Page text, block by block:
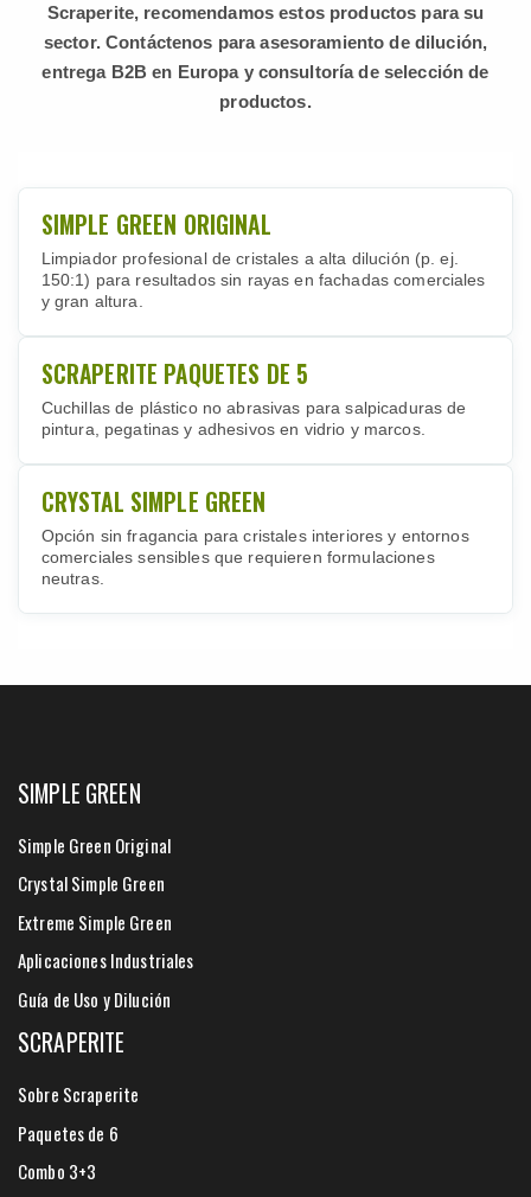
Scraperite, recomendamos estos productos para su
sector. Contáctenos para asesoramiento de dilución,
entrega B2B en Europa y consultoría de selección de
productos.
SIMPLE GREEN ORIGINAL
Limpiador profesional de cristales a alta dilución (p. ej.
150:1) para resultados sin rayas en fachadas comerciales
y gran altura.
SCRAPERITE PAQUETES DE 5
Cuchillas de plástico no abrasivas para salpicaduras de
pintura, pegatinas y adhesivos en vidrio y marcos.
CRYSTAL SIMPLE GREEN
Opción sin fragancia para cristales interiores y entornos
comerciales sensibles que requieren formulaciones
neutras.
SIMPLE GREEN
Simple Green Original
Crystal Simple Green
Extreme Simple Green
Aplicaciones Industriales
Guía de Uso y Dilución
SCRAPERITE
Sobre Scraperite
Paquetes de 6
Combo 3+3